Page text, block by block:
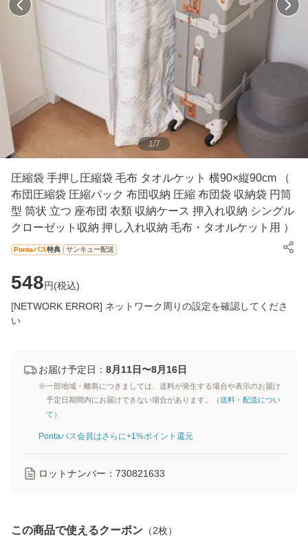
1 /7
圧縮袋 手押し圧縮袋 毛布 タオルケット 横90×縦90cm （
布団圧縮袋 圧縮パック 布団収納 圧縮 布団袋 収納袋 円筒
型 筒状 立つ 座布団 衣類 収納ケース 押入れ収納 シングル
クローゼット収納 押し入れ収納 毛布・タオルケット用 ）
Pontaパス特典 サンキュー配送
548円(税込)
[NETWORK ERROR] ネットワーク周りの設定を確認してくださ
い
お届け予定日： 8月11日〜8月16日
※一部地域・離島につきましては、送料が発生する場合や表示のお届け
予定日期間内にお届けできない場合があります。（送料・配送につい
て ）
Pontaパス会員はさらに+1%ポイント還元
ロットナンバー： 730821633
この商品で使えるクーポン （2枚）